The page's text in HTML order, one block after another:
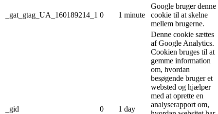
_gat_gtag_UA_160189214_1 0 1 minute
Google bruger denne
cookie til at skelne
mellem brugerne.
_gid 0 1 day
Denne cookie sættes
af Google Analytics.
Cookien bruges til at
gemme information
om, hvordan
besøgende bruger et
websted og hjælper
med at oprette en
analyserapport om,